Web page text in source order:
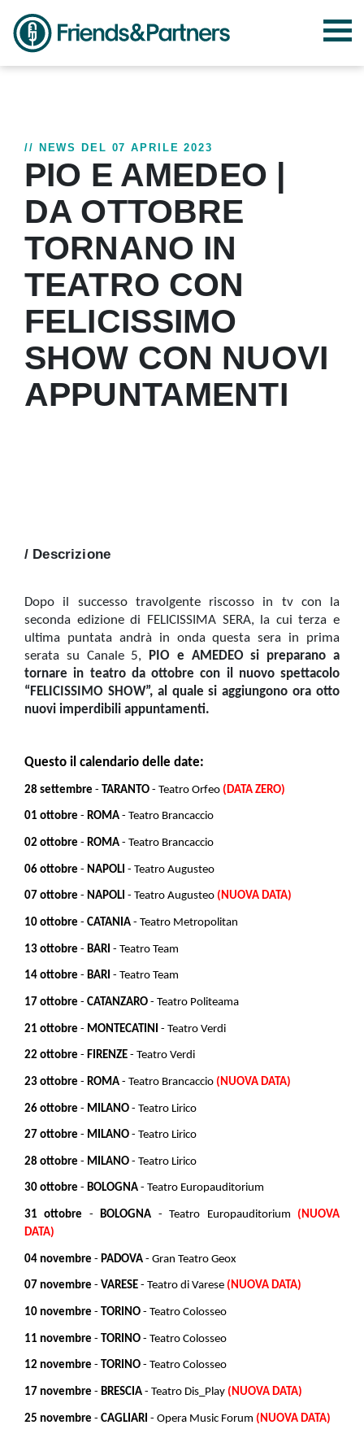
// NEWS DEL 07 APRILE 2023
PIO E AMEDEO |
DA OTTOBRE
TORNANO IN
TEATRO CON
FELICISSIMO
SHOW CON NUOVI
APPUNTAMENTI
/ Descrizione
Dopo il successo travolgente riscosso in tv con la
seconda edizione di FELICISSIMA SERA, la cui terza e
ultima puntata andrà in onda questa sera in prima
serata su Canale 5, PIO e AMEDEO si preparano a
tornare in teatro da ottobre con il nuovo spettacolo
“FELICISSIMO SHOW”, al quale si aggiungono ora otto
nuovi imperdibili appuntamenti.
Questo il calendario delle date:
28 settembre - TARANTO - Teatro Orfeo (DATA ZERO)
01 ottobre - ROMA - Teatro Brancaccio
02 ottobre - ROMA - Teatro Brancaccio
06 ottobre - NAPOLI - Teatro Augusteo
07 ottobre - NAPOLI - Teatro Augusteo (NUOVA DATA)
10 ottobre - CATANIA - Teatro Metropolitan
13 ottobre - BARI - Teatro Team
14 ottobre - BARI - Teatro Team
17 ottobre - CATANZARO - Teatro Politeama
21 ottobre - MONTECATINI - Teatro Verdi
22 ottobre - FIRENZE - Teatro Verdi
23 ottobre - ROMA - Teatro Brancaccio (NUOVA DATA)
26 ottobre - MILANO - Teatro Lirico
27 ottobre - MILANO - Teatro Lirico
28 ottobre - MILANO - Teatro Lirico
30 ottobre - BOLOGNA - Teatro Europauditorium
31 ottobre -BOLOGNA - Teatro Europauditorium (NUOVA
DATA)
04 novembre - PADOVA - Gran Teatro Geox
07 novembre - VARESE - Teatro di Varese (NUOVA DATA)
10 novembre - TORINO - Teatro Colosseo
11 novembre - TORINO - Teatro Colosseo
12 novembre - TORINO - Teatro Colosseo
17 novembre - BRESCIA - Teatro Dis_Play (NUOVA DATA)
25 novembre - CAGLIARI - Opera Music Forum (NUOVA DATA)